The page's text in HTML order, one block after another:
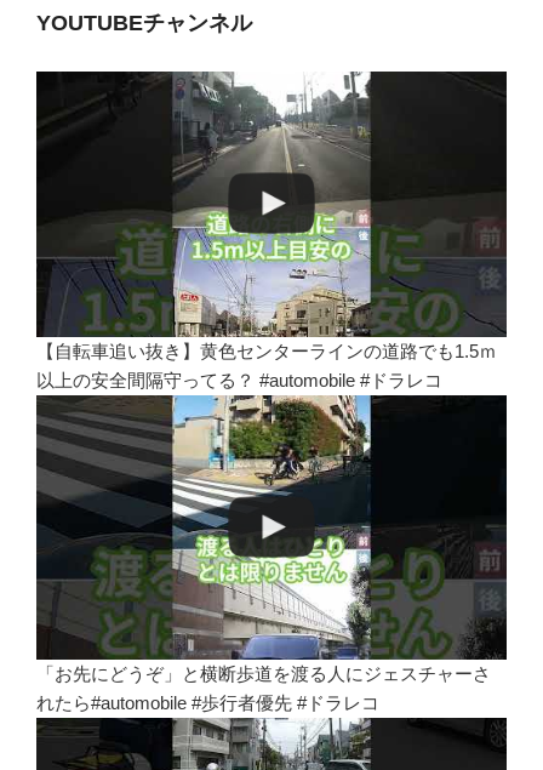
YOUTUBEチャンネル
【自転車追い抜き】黄色センターラインの道路でも1.5ｍ
以上の安全間隔守ってる？ #automobile #ドラレコ
「お先にどうぞ」と横断歩道を渡る人にジェスチャーさ
れたら#automobile #歩行者優先 #ドラレコ